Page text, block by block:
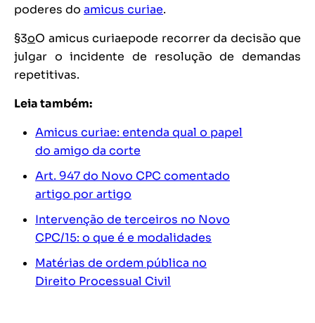
poderes do amicus curiae.
§3oO amicus curiaepode recorrer da decisão que
julgar o incidente de resolução de demandas
repetitivas.
Leia também:
Amicus curiae: entenda qual o papel
do amigo da corte
Art. 947 do Novo CPC comentado
artigo por artigo
Intervenção de terceiros no Novo
CPC/15: o que é e modalidades
Matérias de ordem pública no
Direito Processual Civil